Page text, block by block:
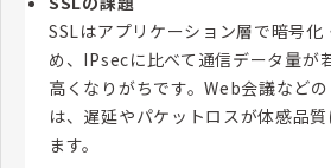
SSLはアプリケーション層で暗号
め、IPsecに比べて通信データ量が
高くなりがちです。Web会議など
は、遅延やパケットロスが体感品
ます。